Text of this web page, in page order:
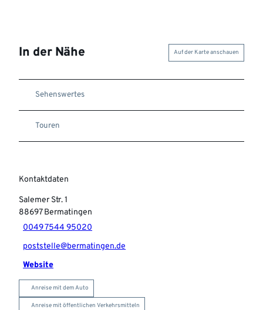
In der Nähe Auf der Karte anschauen
Sehenswertes
Touren
Kontaktdaten
Salemer Str. 1
88697Bermatingen
0049 7544 95020
poststelle@bermatingen.de
Website
Anreise mit dem Auto
Anreise mit öffentlichen Verkehrsmitteln